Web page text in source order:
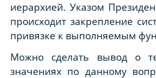
иерархией. Указом
происходит закрепление
привязке к выполняемым
Можно сделать вывод о
значениях по данному